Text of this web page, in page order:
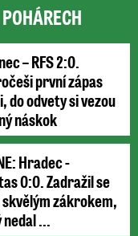
– RFS 2:0.
první zápas
do odvety si vezou
náskok
Hradec -
0:0. Zadražil se
zákrokem,
...